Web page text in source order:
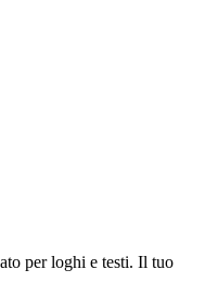
per loghi e testi. Il tuo